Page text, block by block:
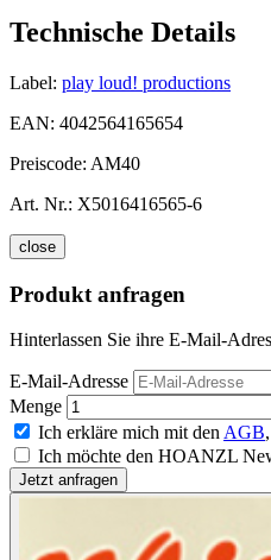
Technische Details
Label: play loud! productions
EAN: 4042564165654
Preiscode: AM40
Art. Nr.: X5016416565-6
close
Produkt anfragen
Hinterlassen Sie ihre E-Mail-
E-Mail-Adresse
Menge
Ich erkläre mich mit den AGB
Ich möchte den HOANZL